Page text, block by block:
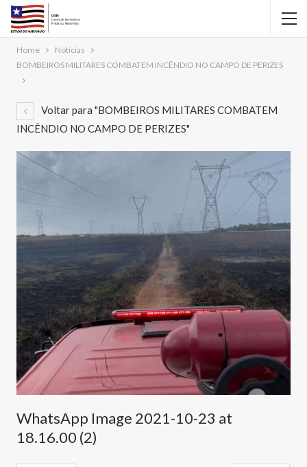
Home
Noticias
BOMBEIROS MILITARES COMBATEM INCÊNDIO NO CAMPO DE PERIZES
Voltar para "BOMBEIROS MILITARES COMBATEM
INCÊNDIO NO CAMPO DE PERIZES"
WhatsApp Image 2021-10-23 at
18.16.00 (2)